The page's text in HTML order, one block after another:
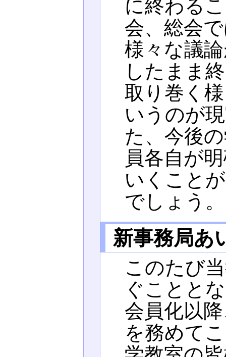
に終わる
会、総会
様々な議
したまま
取り巻く
いうのが
た、今後
員各自が
いくこと
でしょう。
新事務局あ
このたび
ぐことと
会員化以
を務めて